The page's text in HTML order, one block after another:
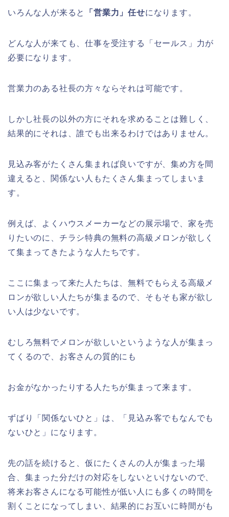
いろんな人が来ると 「営業力」任せになります。
どんな人が来ても、仕事を受注する「セールス」力が
必要になります。
営業力のある社長の方々ならそれは可能です。
しかし社長の以外の方にそれを求めることは難しく、
結果的にそれは、誰でも出来るわけではありません。
見込み客がたくさん集まれば良いですが、集め方を間
違えると、関係ない人もたくさん集まってしまいま
す。
例えば、よくハウスメーカーなどの展示場で、家を売
りたいのに、チラシ特典の無料の高級メロンが欲しく
て集まってきたような人たちです。
ここに集まって来た人たちは、無料でもらえる高級メ
ロンが欲しい人たちが集まるので、そもそも家が欲し
い人は少ないです。
むしろ無料でメロンが欲しいというような人が集まっ
てくるので、お客さんの質的にも
お金がなかったりする人たちが集まって来ます。
ずばり「関係ないひと」は、「見込み客でもなんでも
ないひと」になります。
先の話を続けると、仮にたくさんの人が集まった場
合、集まった分だけの対応をしないといけないので、
将来お客さんになる可能性が低い人にも多くの時間を
割くことになってしまい、結果的にお互いに時間がも